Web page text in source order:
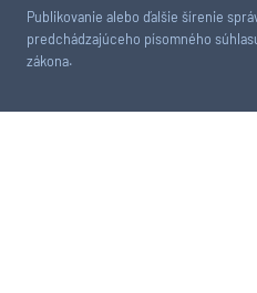
Publikovanie alebo ďalšie šírenie
predchádzajúceho písomného
zákona.